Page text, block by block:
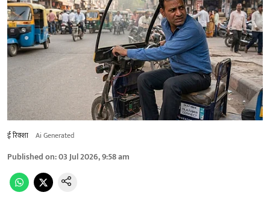
ई रिक्शा Ai Generated
Published on:03 Jul 2026, 9:58 am